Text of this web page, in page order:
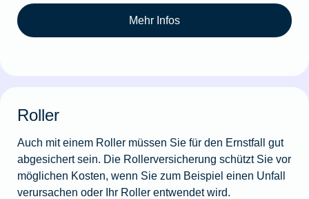
Mehr Infos
Roller
Auch mit einem Roller müssen Sie für den Ernstfall gut
abgesichert sein. Die Rollerversicherung schützt Sie vor
möglichen Kosten, wenn Sie zum Beispiel einen Unfall
verursachen oder Ihr Roller entwendet wird.